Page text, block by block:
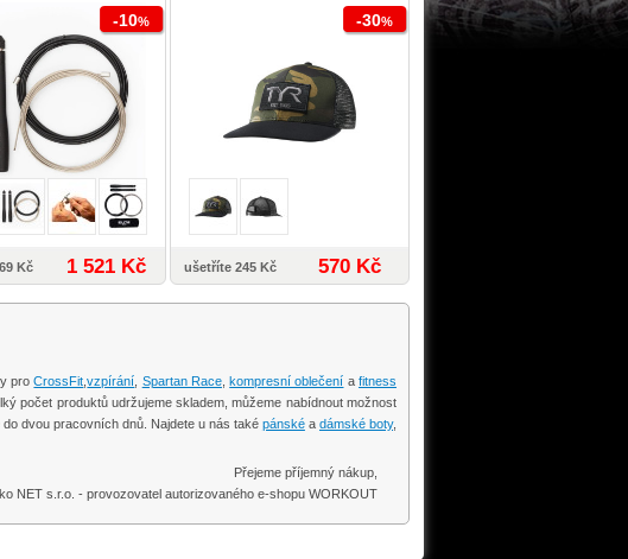
-10%
Kč 1 521 Kč
-30%
ušetříte 245 Kč 570 Kč
proCrossFit ,vzpírání Spartan Race,kompresní oblečení afitness
počet produktů udržujeme skladem, můžeme nabídnout možnost
dvou pracovních dnů. Najdete u nás také pánskéa dámské boty,
Přejeme příjemný nákup,
NET s.r.o. - provozovatel autorizovaného e-shopu WORKOUT